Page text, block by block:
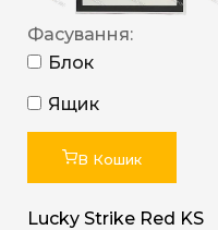
Фасування:
Блок
Ящик
В Кошик
Lucky Strike Red KS